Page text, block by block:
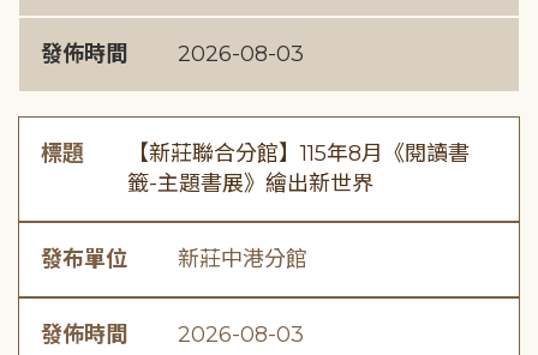
發佈時間 2026-08-03
標題
【新莊聯合分館】115年8月《閱讀書
籤-主題書展》繪出新世界
發布單位 新莊中港分館
發佈時間 2026-08-03